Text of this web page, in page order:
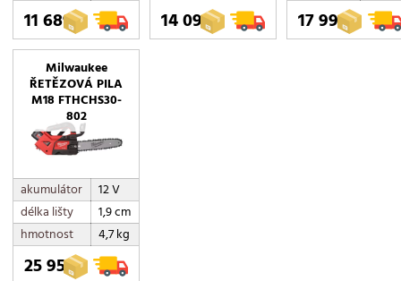
11 689,- 14 097,- 17 990,-
Milwaukee
ŘETĚZOVÁ PILA
M18 FTHCHS30-
802
akumulátor
12 V
délka lišty
1,9 cm
hmotnost
4,7 kg
25 950,-